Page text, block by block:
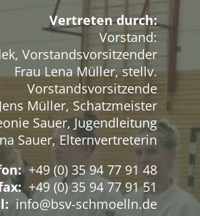
Vertreten durch:
Vorstand:
Vorstandsvorsitzender
Frau Lena Müller, stellv.
Vorstandsvorsitzende
Müller, Schatzmeister
Sauer, Jugendleitung
Sauer, Elternvertreterin
+49 (0) 35 94 77 91 48
+49 (0) 35 94 77 91 51
info@bsv-schmoelln.de